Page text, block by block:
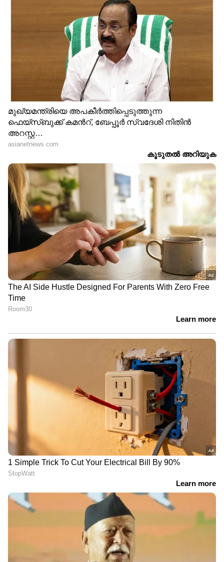
ഏഷ്യാനെറ്റ് ന്യൂസ് മലയാളത്തിലൂടെ
Newsഅറിയൂ. Food and Recipesതുടങ്ങി
മികച്ച ജീവിതം നയിക്കാൻ സഹായിക്കുന്ന
ടിപ്സുകളും ലേഖനങ്ങളും — നിങ്ങളുടെ
ദിവസങ്ങളെ കൂടുതൽ മനോഹരമാക്കാൻ
ABOUT THE AUTHOR
WDWeb Desk
Follow Us
DOWNLOAD APP